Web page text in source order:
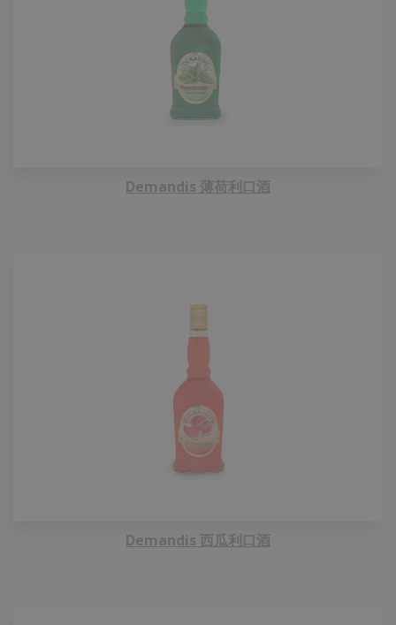
Demandis 薄荷利口酒
Demandis 西瓜利口酒